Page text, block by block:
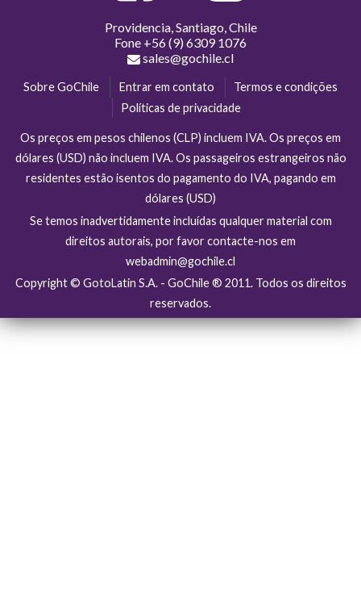
Providencia, Santiago, Chile
Fone +56 (9) 6309 1076
sales@gochile.cl
Sobre GoChile Entrar em contato
Termos e condições
Políticas de privacidade
Os preços em pesos chilenos (CLP) incluem IVA. Os preços em
dólares (USD) não incluem IVA. Os passageiros estrangeiros não
residentes estão isentos do pagamento do IVA, pagando em
dólares (USD)
Se temos inadvertidamente incluídas qualquer material com
direitos autorais, por favor contacte-nos em
webadmin@gochile.cl
Copyright © GotoLatin S.A. - GoChile ® 2011. Todos os direitos
reservados.